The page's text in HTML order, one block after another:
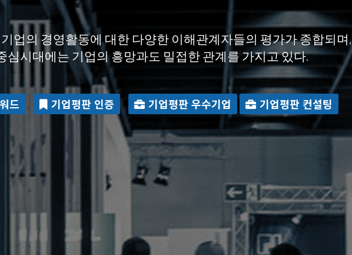
업의 경영활동에 대한 다양한 이해관계자들의 평가가 종합되며,
심시대에는 기업의 흥망과도 밀접한 관계를 가지고 있다.
드 기업평판 인증 기업평판 우수기업 기업평판 컨설팅
업의 경영활동에 대한 다양한 이해관계자들의 평가가 종합되며,
심시대에는 기업의 흥망과도 밀접한 관계를 가지고 있다.
업평판 어워드 기업평판 인증 기업평판 우수기업